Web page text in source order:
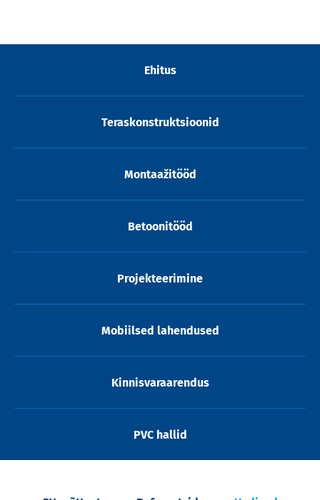
Ehitus
Teraskonstruktsioonid
Montaažitööd
Betoonitööd
Projekteerimine
Mobiilsed lahendused
Kinnisvaraarendus
PVC hallid